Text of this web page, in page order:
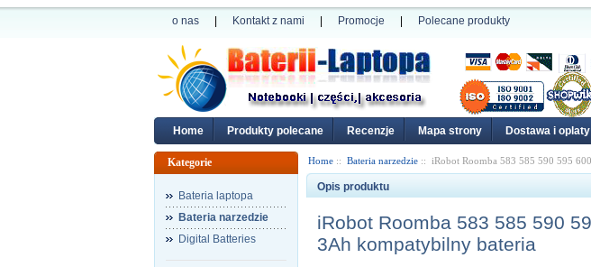
o nas Kontakt z nami Promocje Polecane produkty
Home Produkty polecane Recenzje Mapa strony Dostawa i oplaty
Kategorie
Bateria laptopa
Bateria narzedzie
Digital Batteries
Home :: Bateria narzedzie :: iRobot Roomba 583 585 590 595
Opis produktu
iRobot Roomba 583 585 590
3Ah kompatybilny bateria